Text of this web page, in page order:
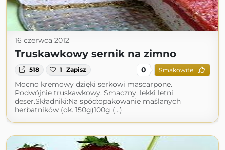
16 czerwca 2012
Truskawkowy sernik na zimno
518 1 Zapisz 0 Smakowite
Mocno kremowy dzięki serkowi mascarpone.
Podwójnie truskawkowy. Smaczny, lekki letni
deser.Składniki:Na spód:opakowanie maślanych
herbatników (ok. 150g)100g (...)